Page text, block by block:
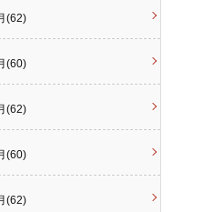
(62)
(60)
(62)
(60)
(62)